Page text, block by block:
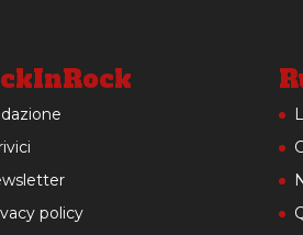
policy